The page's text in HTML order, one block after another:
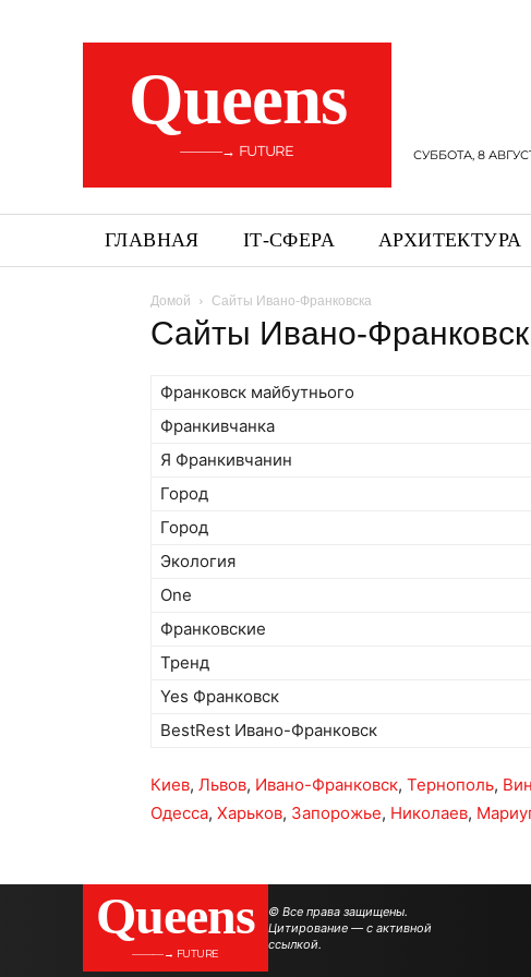
Queens
———→ FUTURE СУББОТА, 8
ГЛАВНАЯ ІТ-СФЕРА АРХИТЕКТУРА
Домой Сайты Ивано-Франковска
Сайты Ивано-
Франковск майбутнього
Франкивчанка
Я Франкивчанин
Город
Город
Экология
One
Франковские
Тренд
Yes Франковск
BestRest Ивано-Франковск
Киев, Львов, Ивано-Франковск, Тернополь,
Одесса, Харьков, Запорожье, Николаев,
Queens
———→ FUTURE
© Все права защищены.
Цитирование — с активной
ссылкой.